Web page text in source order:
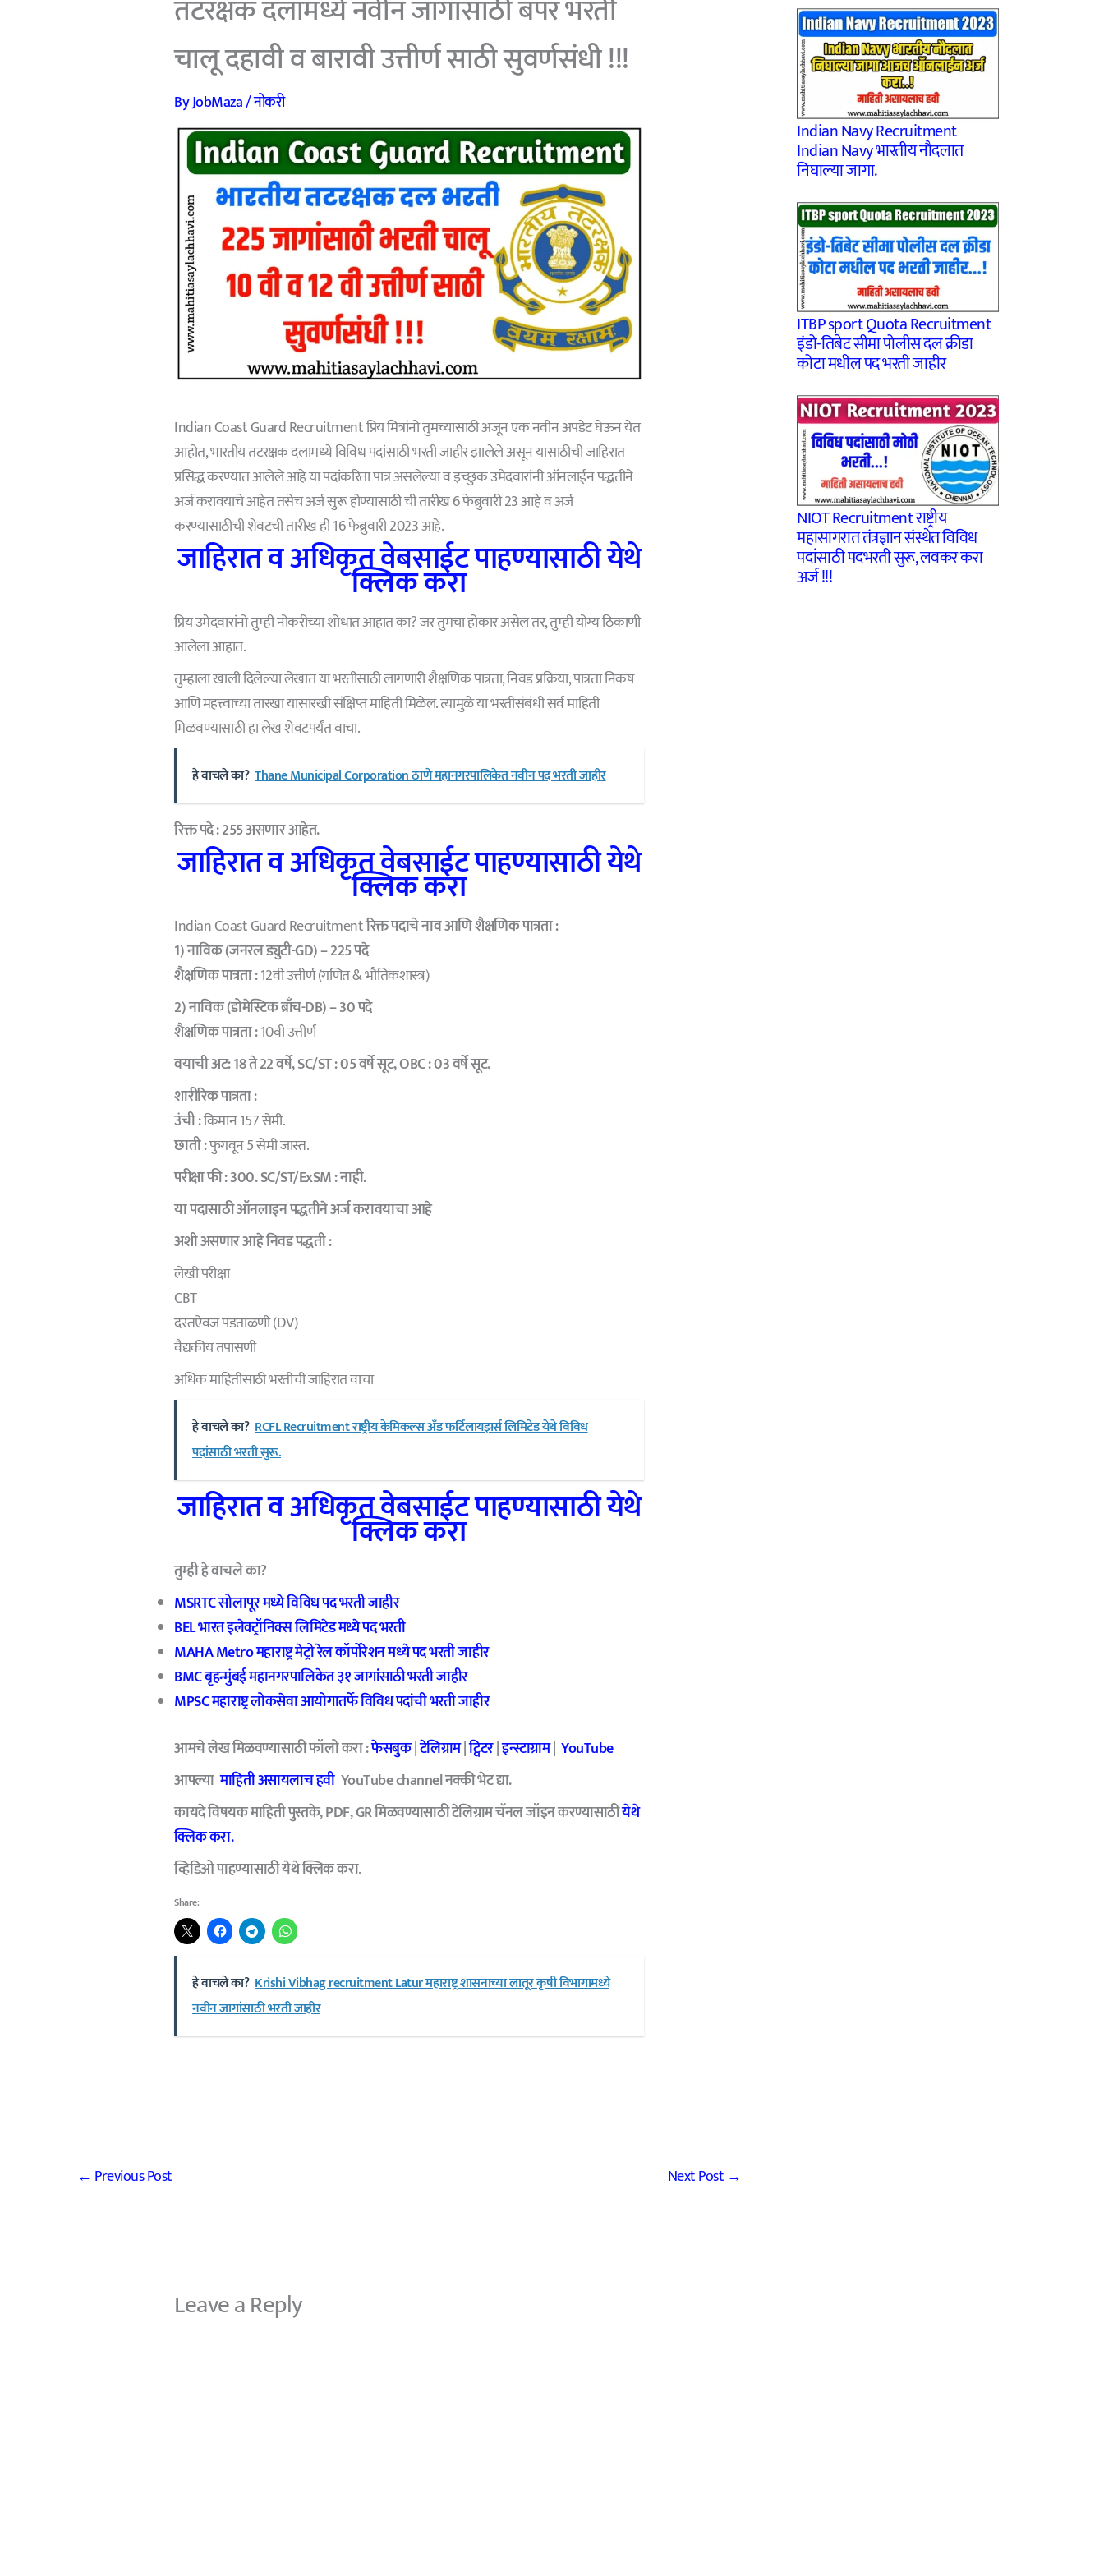
तटरक्षक दलामध्ये नवीन जागांसाठी बंपर भरती
चालू दहावी व बारावी उत्तीर्ण साठी सुवर्णसंधी !!!
ByJobMaza/नोकरी
Indian Coast Guard Recruitment प्रिय मित्रांनो तुमच्यासाठी अजून एक नवीन अपडेट घेऊन येत
आहोत, भारतीय तटरक्षक दलामध्ये विविध पदांसाठी भरती जाहीर झालेले असून यासाठीची जाहिरात
प्रसिद्ध करण्यात आलेले आहे या पदांकरिता पात्र असलेल्या व इच्छुक उमेदवारांनी ऑनलाईन पद्धतीने
अर्ज करावयाचे आहेत तसेच अर्ज सुरू होण्यासाठी ची तारीख 6 फेब्रुवारी 23 आहे व अर्ज
करण्यासाठीची शेवटची तारीख ही 16 फेब्रुवारी 2023 आहे.
जाहिरात व अधिकृत वेबसाईट पाहण्यासाठी येथे
क्लिक करा
प्रिय उमेदवारांनो तुम्ही नोकरीच्या शोधात आहात का? जर तुमचा होकार असेल तर, तुम्ही योग्य ठिकाणी
आलेला आहात.
तुम्हाला खाली दिलेल्या लेखात या भरतीसाठी लागणारी शैक्षणिक पात्रता, निवड प्रक्रिया, पात्रता निकष
आणि महत्त्वाच्या तारखा यासारखी संक्षिप्त माहिती मिळेल. त्यामुळे या भरतीसंबंधी सर्व माहिती
मिळवण्यासाठी हा लेख शेवटपर्यंत वाचा.
हे वाचले का? Thane Municipal Corporation ठाणे महानगरपालिकेत नवीन पद भरती जाहीर
रिक्त पदे : 255 असणार आहेत.
जाहिरात व अधिकृत वेबसाईट पाहण्यासाठी येथे
क्लिक करा
Indian Coast Guard Recruitmentरिक्त पदाचे नाव आणि शैक्षणिक पात्रता :
1) नाविक (जनरल ड्युटी-GD) – 225 पदे
शैक्षणिक पात्रता :12वी उत्तीर्ण (गणित & भौतिकशास्त्र)
2) नाविक (डोमेस्टिक ब्राँच-DB) – 30 पदे
शैक्षणिक पात्रता :10वी उत्तीर्ण
वयाची अट:18 ते 22 वर्षे, SC/ST : 05 वर्षे सूट, OBC : 03 वर्षे सूट.
शारीरिक पात्रता :
उंची :किमान 157 सेमी.
छाती :फुगवून 5 सेमी जास्त.
परीक्षा फी :300. SC/ST/ExSM : नाही.
या पदासाठी ऑनलाइन पद्धतीने अर्ज करावयाचा आहे
अशी असणार आहे निवड पद्धती :
लेखी परीक्षा
CBT
दस्तऐवज पडताळणी (DV)
वैद्यकीय तपासणी
अधिक माहितीसाठी भरतीची जाहिरात वाचा
हे वाचले का? RCFL Recruitment राष्ट्रीय केमिकल्स अँड फर्टिलायझर्स लिमिटेड येथे विविध
पदांसाठी भरती सुरू.
जाहिरात व अधिकृत वेबसाईट पाहण्यासाठी येथे
क्लिक करा
तुम्ही हे वाचले का?
MSRTC सोलापूर मध्ये विविध पद भरती जाहीर
BEL भारत इलेक्ट्रॉनिक्स लिमिटेड मध्ये पद भरती
MAHA Metro महाराष्ट्र मेट्रो रेल कॉर्पोरेशन मध्ये पद भरती जाहीर
BMC बृहन्मुंबई महानगरपालिकेत ३१ जागांसाठी भरती जाहीर
MPSC महाराष्ट्र लोकसेवा आयोगातर्फे विविध पदांची भरती जाहीर
आमचे लेख मिळवण्यासाठी फॉलो करा :फेसबुक|टेलिग्राम|ट्विटर|इन्स्टाग्राम|YouTube
आपल्यामाहिती असायलाच हवी YouTube channel नक्की भेट द्या.
कायदे विषयक माहिती पुस्तके, PDF, GR मिळवण्यासाठी टेलिग्राम चॅनल जॉइन करण्यासाठीयेथे
क्लिक करा.
व्हिडिओ पाहण्यासाठी येथे क्लिक करा.
Share:
हे वाचले का? Krishi Vibhag recruitment Latur महाराष्ट्र शासनाच्या लातूर कृषी विभागामध्ये
नवीन जागांसाठी भरती जाहीर
← Previous Post Next Post →
Leave a Reply
Indian Navy Recruitment
Indian Navy भारतीय नौदलात
निघाल्या जागा.
ITBP sport Quota Recruitment
इंडो-तिबेट सीमा पोलीस दल क्रीडा
कोटा मधील पद भरती जाहीर
NIOT Recruitment राष्ट्रीय
महासागरात तंत्रज्ञान संस्थेत विविध
पदांसाठी पदभरती सुरू, लवकर करा
अर्ज !!!